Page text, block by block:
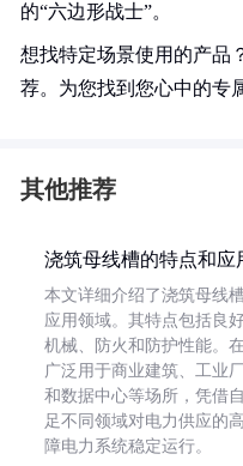
的“六边形战士”。
想找特定场景使用的产品
荐。为您找到您心中的专
其他推荐
浇筑母线槽的特点和应
本文详细介绍了浇筑母线
应用领域。其特点包括良好
机械、防火和防护性能。
广泛用于商业建筑、工业
和数据中心等场所，凭借
足不同领域对电力供应的
障电力系统稳定运行。